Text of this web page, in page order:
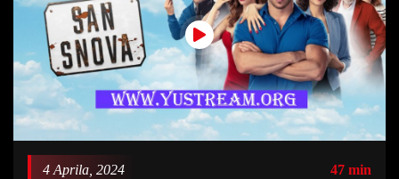
4 Aprila, 2024 47 min